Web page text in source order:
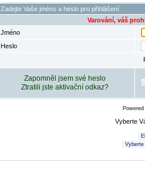
Zadejte Vaše jméno a heslo pro přihlášení
Varování, váš
Jméno
Heslo
Zapomněl jsem své heslo
Ztratili jste aktivační odkaz?
Vyberte